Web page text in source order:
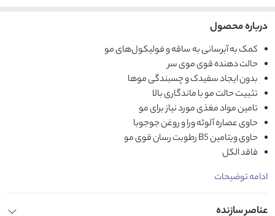
درباره محصول
کمک به آبرسانی به ساقه و فولیکول‌های مو
حالت دهنده قوی موی سر
بدون ایجاد سفیدک و چسبندگی موها
تثبیت حالت مو با ماندگاری بالا
تامین مواد مغذی مورد نیاز برای مو
حاوی عصاره آلوئه ورا و روغن جوجوبا
حاوی ویتامین B5 رطوبت رسان قوی مو
فاقد الکل
ادامه توضیحات
عناصر سازنده